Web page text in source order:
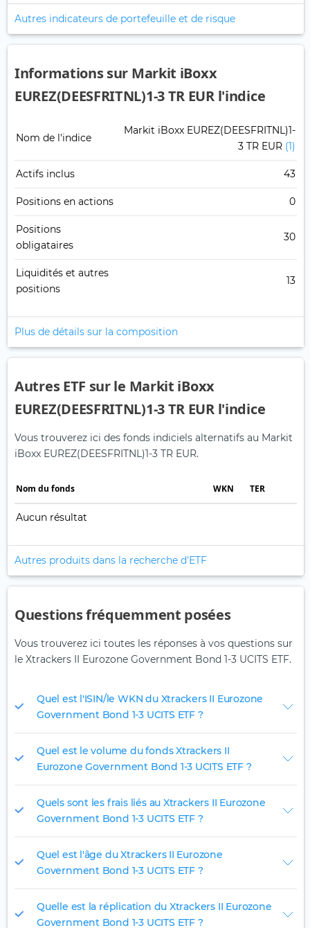
Autres indicateurs de portefeuille et de risque
Informations sur Markit iBoxx
EUREZ(DEESFRITNL)1-3 TR EUR l'indice
Nom de l'indice
Markit iBoxx EUREZ(DEESFRITNL)1-
3 TR EUR (1)
Actifs inclus 43
Positions en actions 0
Positions
obligataires
30
Liquidités et autres
positions
13
Plus de détails sur la composition
Autres ETF sur le Markit iBoxx
EUREZ(DEESFRITNL)1-3 TR EUR l'indice
Vous trouverez ici des fonds indiciels alternatifs au Markit
iBoxx EUREZ(DEESFRITNL)1-3 TR EUR.
Nom du fonds WKN TER
Aucun résultat
Autres produits dans la recherche d'ETF
Questions fréquemment posées
Vous trouverez ici toutes les réponses à vos questions sur
le Xtrackers II Eurozone Government Bond 1-3 UCITS ETF.
Quel est l'ISIN/le WKN du Xtrackers II Eurozone
Government Bond 1-3 UCITS ETF ?
Quel est le volume du fonds Xtrackers II
Eurozone Government Bond 1-3 UCITS ETF ?
Quels sont les frais liés au Xtrackers II Eurozone
Government Bond 1-3 UCITS ETF ?
Quel est l'âge du Xtrackers II Eurozone
Government Bond 1-3 UCITS ETF ?
Quelle est la réplication du Xtrackers II Eurozone
Government Bond 1-3 UCITS ETF ?